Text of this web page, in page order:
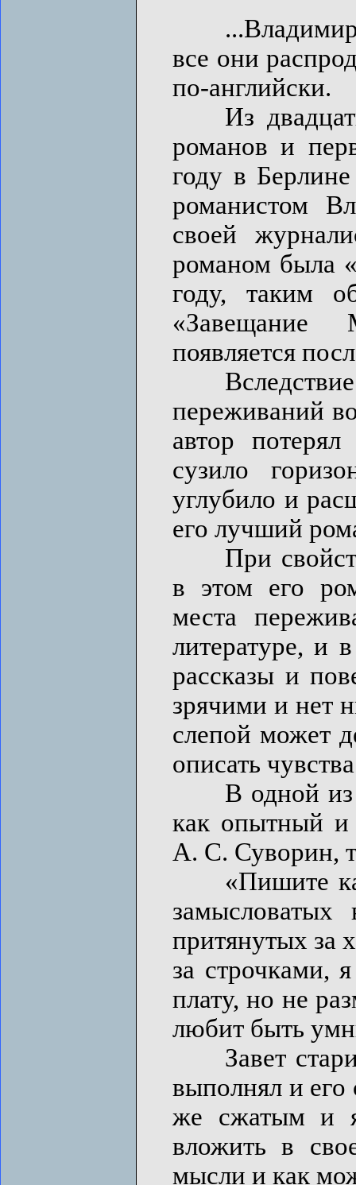
...Владимир
все они
по-английски.
Из
романов и
году в
романистом
своей
романом была
году, таким
«Завещание
появляется
переживаний
автор
сузило
углубило и
его лучший
При
в этом его
места
литературе, и
рассказы и
зрячими и нет
слепой может
описать
В одной из
как опытный и
А. С. Суворин,
«Пишите как
притянутых за
за строчками,
плату, но не
любит быть
Завет
выполнял и его
же сжатым и
вложить в
мысли и как